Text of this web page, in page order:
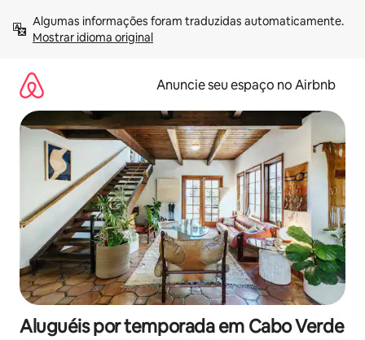
para
Mostrar idioma original
Anuncie seu espaço no Airbnb
Aluguéis por temporada em Cabo Verde